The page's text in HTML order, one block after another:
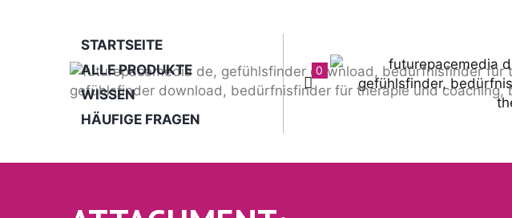
STARTSEITE
ALLE PRODUKTE
WISSEN
HÄUFIGE FRAGEN
0